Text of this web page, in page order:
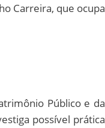
Carreira, que ocupa
Público e da
possível prática